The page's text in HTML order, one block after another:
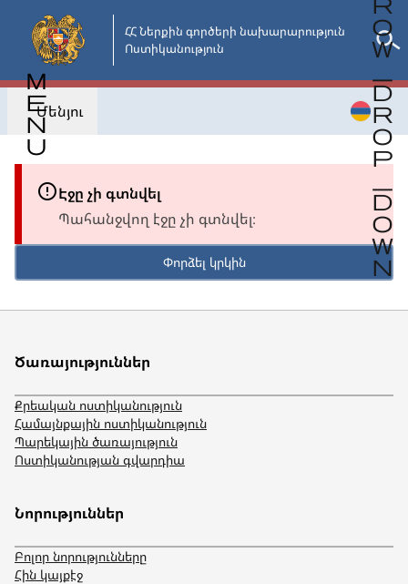
Անցնել
հիմնական
բովանդակությանը
ՀՀ Ներքին գործերի նախարարություն
Ոստիկանություն
Մենյու
Էջը չի գտնվել
Պահանջվող էջը չի գտնվել։
Փորձել կրկին
Ծառայություններ
Քրեական ոստիկանություն
Համայնքային ոստիկանություն
Պարեկային ծառայություն
Ոստիկանության գվարդիա
Նորություններ
Բոլոր նորությունները
Հին կայքէջ